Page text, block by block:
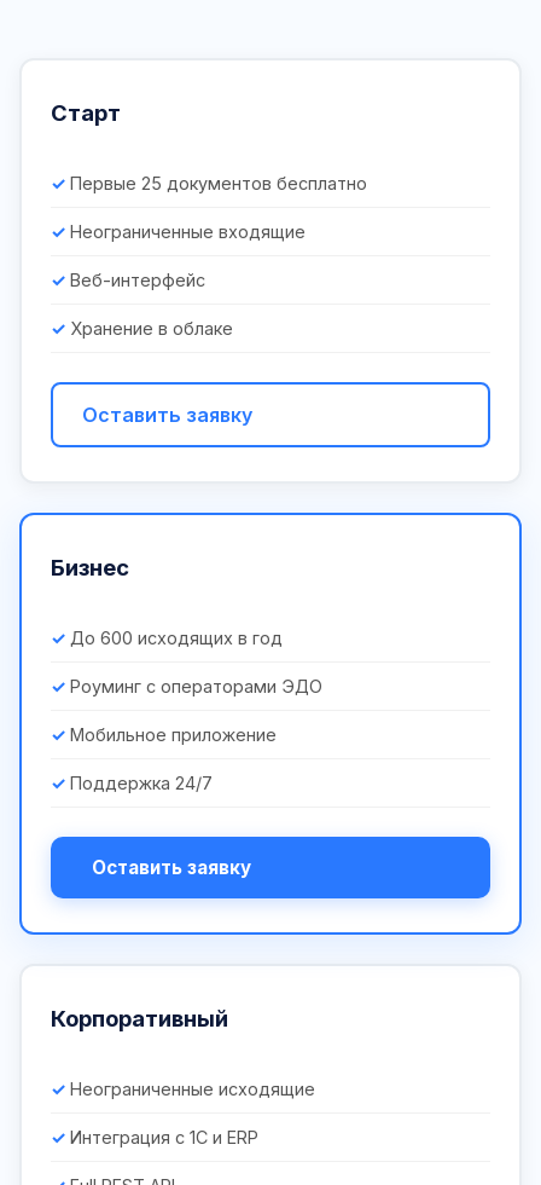
Старт
Первые 25 документов бесплатно
Неограниченные входящие
Веб-интерфейс
Хранение в облаке
Оставить заявку
Бизнес
До 600 исходящих в год
Роуминг с операторами ЭДО
Мобильное приложение
Поддержка 24/7
Оставить заявку
Корпоративный
Неограниченные исходящие
Интеграция с 1С и ERP